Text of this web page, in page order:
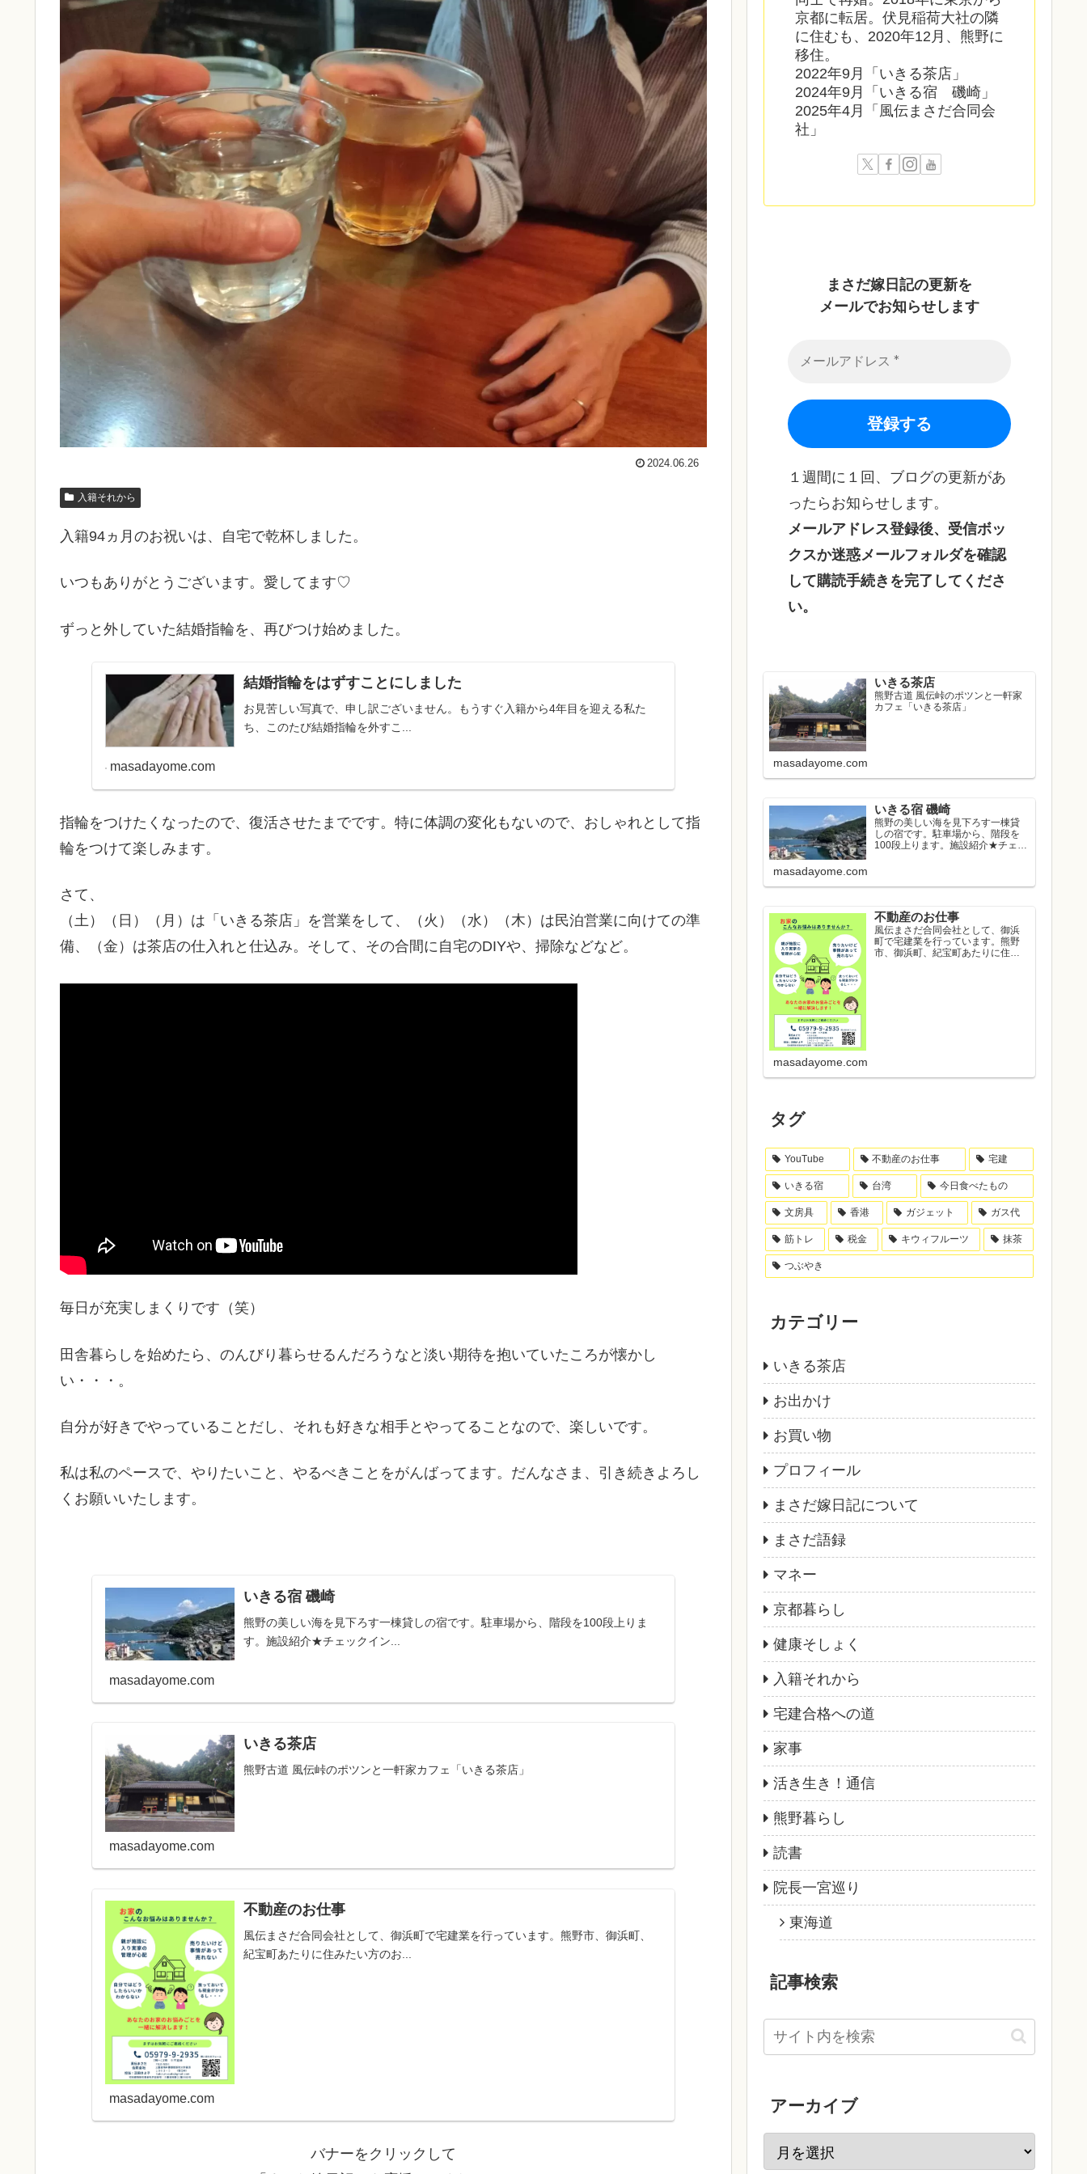
2024.06.26
入籍それから
入籍94ヵ月のお祝いは、自宅で乾杯しました。
いつもありがとうございます。愛してます♡
ずっと外していた結婚指輪を、再びつけ始めました。
結婚指輪をはずすことにしました
お見苦しい写真で、申し訳ございません。もうすぐ入籍から4年目を迎える私た
ち、このたび結婚指輪を外すこ...
masadayome.com
指輪をつけたくなったので、復活させたまでです。特に体調の変化もないので、おしゃれとして指
輪をつけて楽しみます。
さて、
（土）（日）（月）は「いきる茶店」を営業をして、（火）（水）（木）は民泊営業に向けての準
備、（金）は茶店の仕入れと仕込み。そして、その合間に自宅のDIYや、掃除などなど。
毎日が充実しまくりです（笑）
田舎暮らしを始めたら、のんびり暮らせるんだろうなと淡い期待を抱いていたころが懐かし
い・・・。
自分が好きでやっていることだし、それも好きな相手とやってることなので、楽しいです。
私は私のペースで、やりたいこと、やるべきことをがんばってます。だんなさま、引き続きよろし
くお願いいたします。
いきる宿 磯崎
熊野の美しい海を見下ろす一棟貸しの宿です。駐車場から、階段を100段上りま
す。施設紹介★チェックイン...
masadayome.com
いきる茶店
熊野古道 風伝峠のポツンと一軒家カフェ「いきる茶店」
masadayome.com
不動産のお仕事
風伝まさだ合同会社として、御浜町で宅建業を行っています。熊野市、御浜町、
紀宝町あたりに住みたい方のお...
masadayome.com
バナーをクリックして
京都に転居。伏見稲荷大社の隣
に住むも、2020年12月、熊野に
移住。
2022年9月「いきる茶店」
2024年9月「いきる宿 磯崎」
2025年4月「風伝まさだ合同会
社」
まさだ嫁日記の更新を
メールでお知らせします
１週間に１回、ブログの更新があ
ったらお知らせします。
メールアドレス登録後、受信ボッ
クスか迷惑メールフォルダを確認
して購読手続きを完了してくださ
い。
いきる茶店
熊野古道 風伝峠のポツンと一軒家
カフェ「いきる茶店」
masadayome.com
いきる宿 磯崎
熊野の美しい海を見下ろす一棟貸
しの宿です。駐車場から、階段を
100段上ります。施設紹介★チェッ
masadayome.com
不動産のお仕事
風伝まさだ合同会社として、御浜
町で宅建業を行っています。熊野
市、御浜町、紀宝町あたりに住み
masadayome.com
タグ
YouTube 不動産のお仕事 宅建
いきる宿 台湾 今日食べたもの
文房具 香港 ガジェット ガス代
筋トレ 税金 キウィフルーツ 抹茶
つぶやき
カテゴリー
いきる茶店
お出かけ
お買い物
プロフィール
まさだ嫁日記について
まさだ語録
マネー
京都暮らし
健康そしょく
入籍それから
宅建合格への道
家事
活き生き！通信
熊野暮らし
読書
院長一宮巡り
東海道
記事検索
アーカイブ